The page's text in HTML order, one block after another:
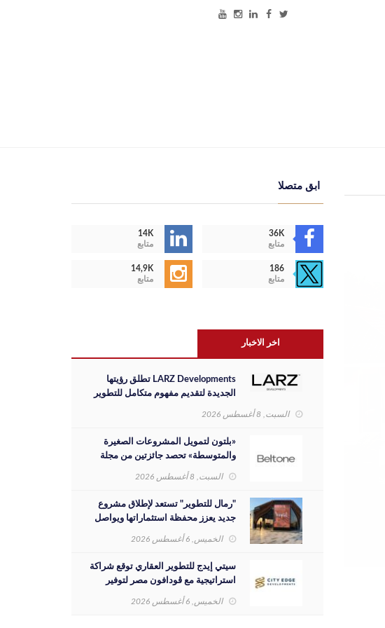
ابق متصلا
14K
متابع
36K
متابع
14,9K
متابع
186
متابع
اخر الاخبار
LARZ Developments تطلق رؤيتها
الجديدة لتقديم مفهوم متكامل للتطوير
السبت, 8 أغسطس 2026
«بلتون لتمويل المشروعات الصغيرة
والمتوسطة» تحصد جائزتين من مجلة
«Global Banking & Finance Review
السبت, 8 أغسطس 2026
"رمال للتطوير" تستعد لإطلاق مشروع
جديد يعزز محفظة استثماراتها ويواصل
مسيرة نجاحها بالسوق المصري
الخميس, 6 أغسطس 2026
سيتي إيدج للتطوير العقاري توقع شراكة
استراتيجية مع ڤودافون مصر لتوفير
تاون بمدينة العلمين الجديدة
الخميس, 6 أغسطس 2026